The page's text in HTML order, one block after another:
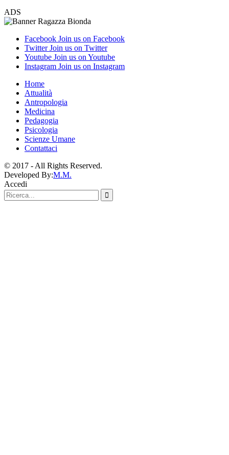
ADS
Facebook Join us on Facebook
Twitter Join us on Twitter
Youtube Join us on Youtube
Instagram Join us on Instagram
Home
Attualità
Antropologia
Medicina
Pedagogia
Psicologia
Scienze Umane
Contattaci
© 2017 - All Rights Reserved.
Developed By:M.M.
Accedi